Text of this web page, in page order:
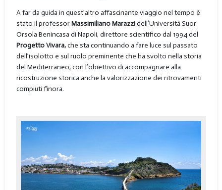
A far da guida in quest’altro affascinante viaggio nel tempo è
stato il professorMassimiliano Marazzidell’Università Suor
Orsola Benincasa di Napoli, direttore scientifico dal 1994 del
Progetto Vivara,che sta continuando a fare luce sul passato
dell’isolotto e sul ruolo preminente che ha svolto nella storia
del Mediterraneo, con l’obiettivo di accompagnare alla
ricostruzione storica anche la valorizzazione dei ritrovamenti
compiuti finora.